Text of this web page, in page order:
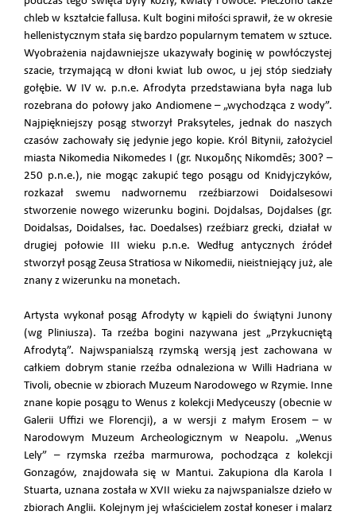
chleb w kształcie fallusa. Kult bogini miłości sprawił, że w okresie
hellenistycznym stała się bardzo popularnym tematem w sztuce.
Wyobrażenia najdawniejsze ukazywały boginię w powłóczystej
szacie, trzymającą w dłoni kwiat lub owoc, u jej stóp siedziały
gołębie. W IV w. p.n.e. Afrodyta przedstawiana była naga lub
rozebrana do połowy jako Andiomene – „wychodząca z wody”.
Najpiękniejszy posąg stworzył Praksyteles, jednak do naszych
czasów zachowały się jedynie jego kopie. Król Bitynii, założyciel
miasta Nikomedia Nikomedes I (gr. Νικομδης Nikomdēs; 300? –
250 p.n.e.), nie mogąc zakupić tego posągu od Knidyjczyków,
rozkazał swemu nadwornemu rzeźbiarzowi Doidalsesowi
stworzenie nowego wizerunku bogini. Dojdalsas, Dojdalses (gr.
Doidalsas, Doidalses, łac. Doedalses) rzeźbiarz grecki, działał w
drugiej połowie III wieku p.n.e. Według antycznych źródeł
stworzył posąg Zeusa Stratiosa w Nikomedii, nieistniejący już, ale
znany z wizerunku na monetach.
Artysta wykonał posąg Afrodyty w kąpieli do świątyni Junony
(wg Pliniusza). Ta rzeźba bogini nazywana jest „Przykucniętą
Afrodytą”. Najwspanialszą rzymską wersją jest zachowana w
całkiem dobrym stanie rzeźba odnaleziona w Willi Hadriana w
Tivoli, obecnie w zbiorach Muzeum Narodowego w Rzymie. Inne
znane kopie posągu to Wenus z kolekcji Medyceuszy (obecnie w
Galerii Uffizi we Florencji), a w wersji z małym Erosem – w
Narodowym Muzeum Archeologicznym w Neapolu. „Wenus
Lely” – rzymska rzeźba marmurowa, pochodząca z kolekcji
Gonzagów, znajdowała się w Mantui. Zakupiona dla Karola I
Stuarta, uznana została w XVII wieku za najwspanialsze dzieło w
zbiorach Anglii. Kolejnym jej właścicielem został koneser i malarz